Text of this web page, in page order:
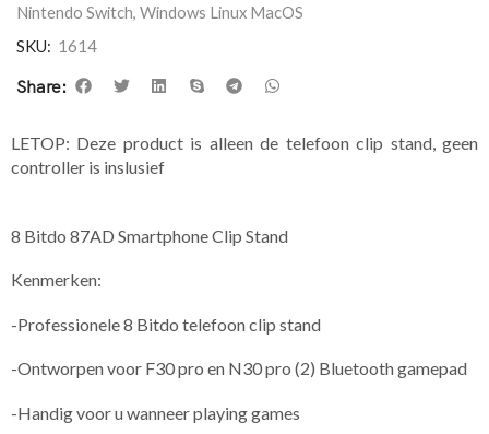
Nintendo Switch, Windows Linux MacOS
SKU: 1614
Share:
LETOP: Deze product is alleen de telefoon clip stand, geen
controller is inslusief
8 Bitdo 87AD Smartphone Clip Stand
Kenmerken:
-Professionele 8 Bitdo telefoon clip stand
-Ontworpen voor F30 pro en N30 pro (2) Bluetooth gamepad
-Handig voor u wanneer playing games